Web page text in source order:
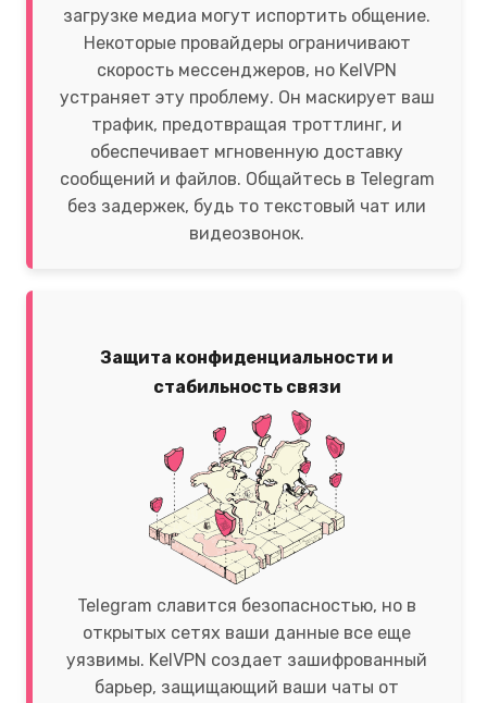
загрузке медиа могут испортить общение.
Некоторые провайдеры ограничивают
скорость мессенджеров, но KelVPN
устраняет эту проблему. Он маскирует ваш
трафик, предотвращая троттлинг, и
обеспечивает мгновенную доставку
сообщений и файлов. Общайтесь в Telegram
без задержек, будь то текстовый чат или
видеозвонок.
Защита конфиденциальности и
стабильность связи
Telegram славится безопасностью, но в
открытых сетях ваши данные все еще
уязвимы. KelVPN создает зашифрованный
барьер, защищающий ваши чаты от